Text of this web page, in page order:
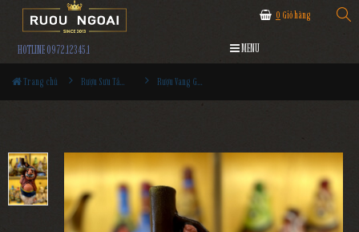
0 Giỏ hàng
HOTLINE 0972.12345.1 MENU
Trang chủ Rượu Sưu Tầm - Nga Rượu Vang Gốm Georgia MS103